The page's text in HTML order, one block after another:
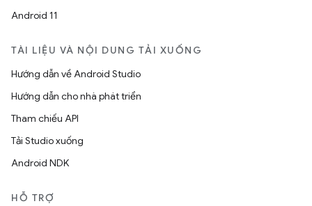
Android 11
TÀI LIỆU VÀ NỘI DUNG TẢI XUỐNG
Hướng dẫn về Android Studio
Hướng dẫn cho nhà phát triển
Tham chiếu API
Tải Studio xuống
Android NDK
HỖ TRỢ